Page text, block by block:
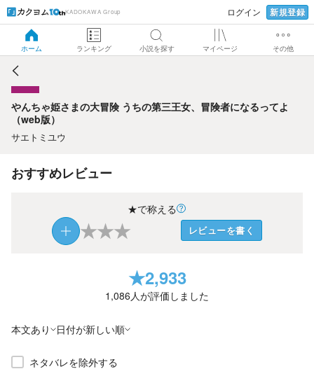
KADOKAWA Group ログイン 新規登録
ホーム ランキング 小説を探す マイページ その他
やんちゃ姫さまの大冒険 うちの第三王女、冒険者になるって
よ（web版）
やんちゃ姫さまの大冒険 うちの第三王女、冒険者になるってよ
（web版）
サエトミユウ
おすすめレビュー
★で称える
★★★ レビューを書く
★2,933
1,086人が評価しました
本文あり 日付が新しい順
ネタバレを除外する